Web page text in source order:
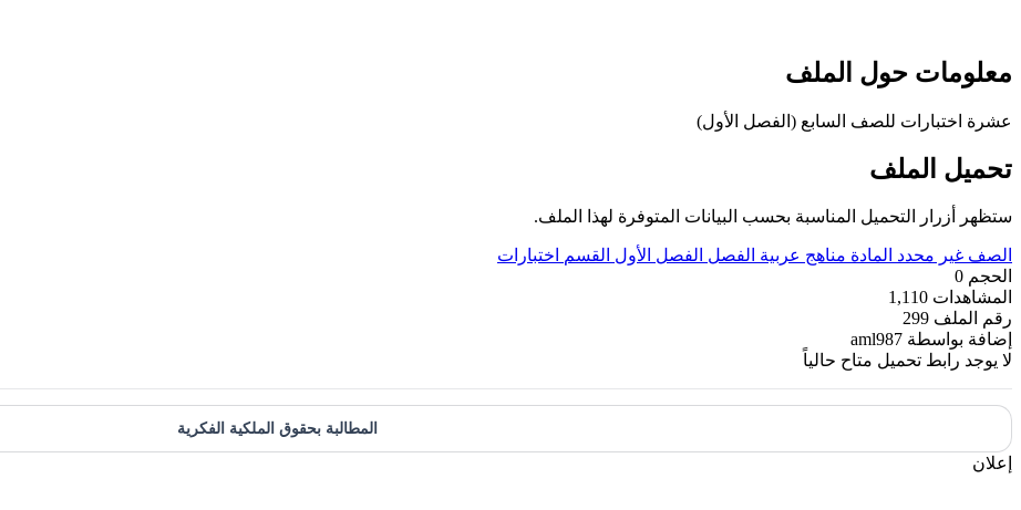
معلومات حول الملف
عشرة اختبارات للصف السابع (الفصل الأول)
تحميل الملف
ستظهر أزرار التحميل المناسبة بحسب البيانات المتوفرة لهذا الملف.
الصف غير محدد المادة مناهج عربية الفصل الفصل الأول القسم اختبارات
الحجم 0
المشاهدات 1,110
رقم الملف 299
إضافة بواسطة aml987
لا يوجد رابط تحميل متاح حالياً
المطالبة بحقوق الملكية الفكرية
إعلان